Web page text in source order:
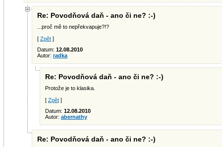
Re: Povodňová daň - ano či ne? :-)
...proč mě to nepřekvapuje?!?
[ Zpět ]
Datum: 12.08.2010
Autor: radka
Re: Povodňová daň - ano či ne? :-)
Protože je to klasika.
[ Zpět ]
Datum: 12.08.2010
Autor: abernathy
Re: Povodňová daň - ano či ne? :-)